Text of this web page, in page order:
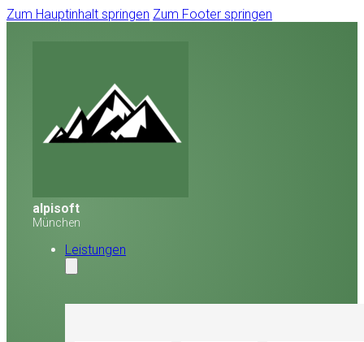
Zum Hauptinhalt springen Zum Footer springen
alpisoft
München
Leistungen